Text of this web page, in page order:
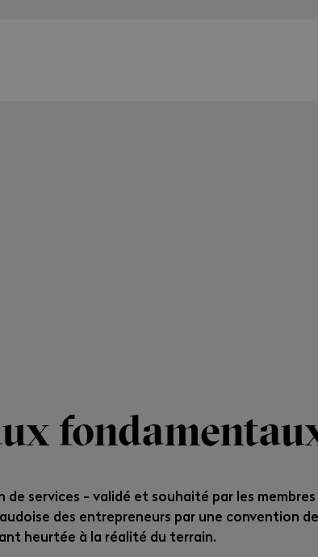
services - validé et souhaité par les membres
des entrepreneurs par une convention
heurtée à la réalité du terrain.